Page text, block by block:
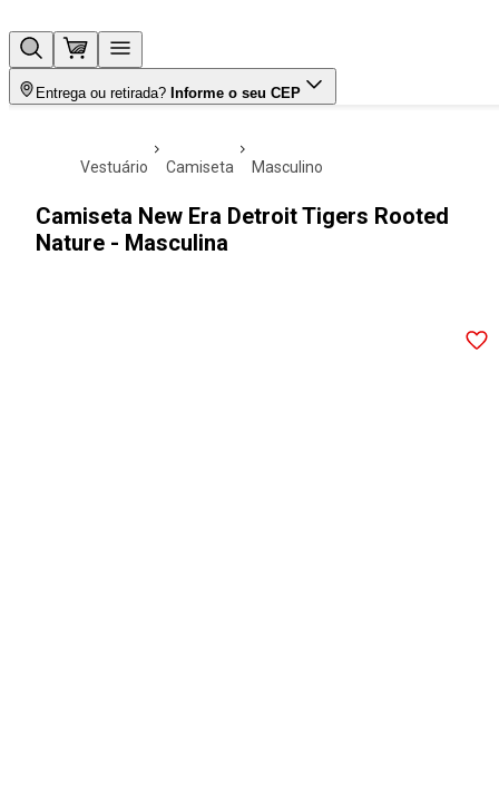
Entrega ou retirada? Informe o seu CEP
vestuário camiseta masculino
Camiseta New Era Detroit Tigers Rooted
Nature - Masculina